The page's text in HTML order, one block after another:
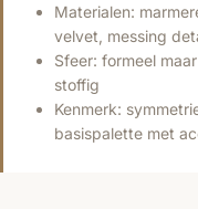
Materialen:
velvet, messing
Sfeer: formeel
stoffig
Kenmerk:
basispalette met